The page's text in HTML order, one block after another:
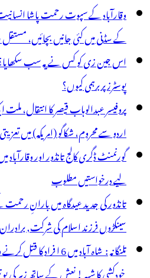
وقارآباد کے سپوت رحمت پاشا
کے سڈنی میں کئی جانیں بچائیں،
اس جین زی کو کس نے یہ سب سکھایا؟
پوسٹرز پر برہمی کیوں؟
پروفیسر عبدالوہاب قیصر کا انتقال،
اردو سے محروم، شکاگو (امریکہ) میں
گورنمنٹ ڈگری کالج تانڈور اور
لیے درخواستیں مطلوب
تانڈور کی جدید عیدگاہ میں بارانِ
سینکڑوں فرزند اسلام کی شرکت,
تلنگانہ : شاہ آباد میں 6
خودکشی کا شبہ ! نعش کے ساتھ زہر کی